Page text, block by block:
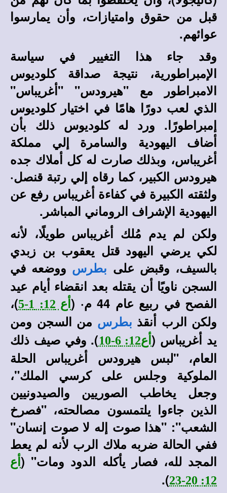
قبل من حقوق وامتيازات، وأن يمارسوا
عوائهم.
وقد جاء هذا التغيير في سياسة
الإمبراطورية، نتيجة صداقة كلوديوس
الامبراطور مع "هيرودس" "أغريباس"
الذي لعب دورًا هامًا في اختيار كلوديوس
إمبراطورًا. ورد له كلوديوس ذلك بأن
أضاف اليهودية والسامرة إلي مملكة
أغريباس، وبذلك صارت له كل أملاك جده
هيرودس الكبير، كما رقاه إلي رتبة قنصل·
ولثقته الكبيرة في كفاءة أغريباس رفع عن
اليهودية الإشراف الروماني المباشر.
ولكن لم يدم مُلك أغريباس طويلًا، لأنه
لكي يرضي اليهود قتل يعقوب بن زبدي
بالسيف، وقبض على بطرس ووضعه في
السجن ناويًا أن يقتله بعد انقضاء أيام عيد
الفصح في ربيع عام 44 م· (
أع 12: 1-5
)،
ولكن الرب أنقذ بطرس من السجن ومن
يد أغريباس (أع12: 6-10
). وفي صيف ذلك
العام، "لبس هيرودس أغريباس الحلة
الملوكية وجلس على كرسي الملك"،
وجعل يخاطب الصوريين والصيدونيين
الذين جاءوا يلتمسون مصالحته، "فصرخ
الشعب": "هذا صوت إله لا صوت إنسان"
ففي الحالة ضربه ملاك الرب لأنه لم يعط
المجد لله، فصار يأكله الدود ومات" ( أع
12: 20-23
).